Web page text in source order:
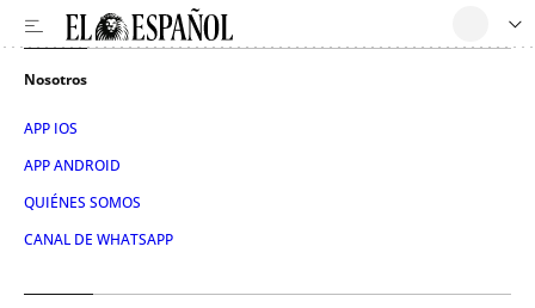
Nosotros
APP IOS
APP ANDROID
QUIÉNES SOMOS
CANAL DE WHATSAPP